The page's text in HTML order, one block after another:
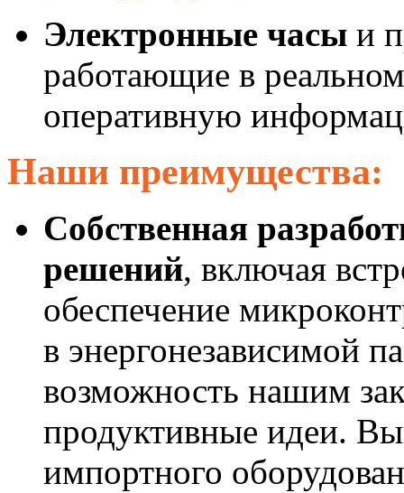
Электронные часы и
работающие в
оперативную
Наши преимущества:
Собственная
решений, включая
обеспечение
в энергонезависимой
возможность нашим
продуктивные идеи.
импортного